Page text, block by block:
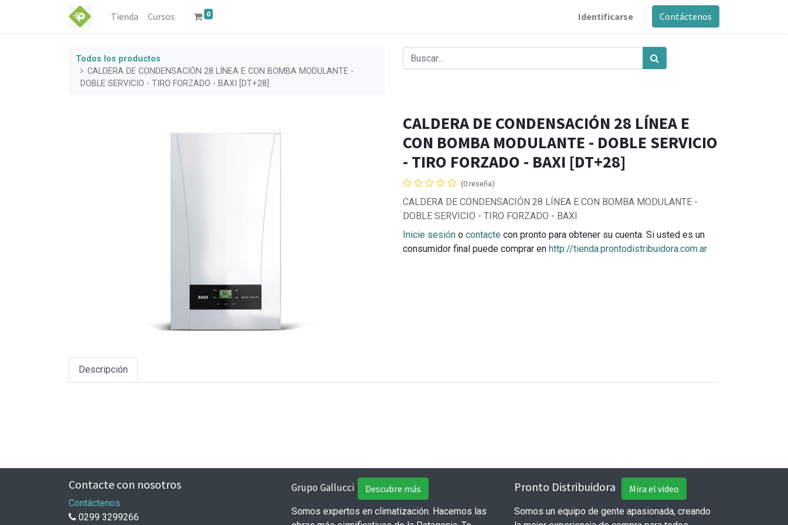
Tienda Cursos 0 Identificarse Contáctenos
Todos los productos
CALDERA DE CONDENSACIÓN 28 LÍNEA E CON BOMBA MODULANTE -
DOBLE SERVICIO - TIRO FORZADO - BAXI [DT+28]
CALDERA DE CONDENSACIÓN 28 LÍNEA E
CON BOMBA MODULANTE - DOBLE SERVICIO
- TIRO FORZADO - BAXI [DT+28]
(0 reseña)
CALDERA DE CONDENSACIÓN 28 LÍNEA E CON BOMBA MODULANTE -
DOBLE SERVICIO - TIRO FORZADO - BAXI
Inicie sesión o contacte con pronto para obtener su cuenta. Si usted es un
consumidor final puede comprar en http://tienda.prontodistribuidora.com.ar
Descripción
Contacte con nosotros
Contáctenos
0299 3299266
Grupo Gallucci Descubre más
Somos expertos en climatización. Hacemos las
Pronto Distribuidora Mira el video
Somos un equipo de gente apasionada, creando